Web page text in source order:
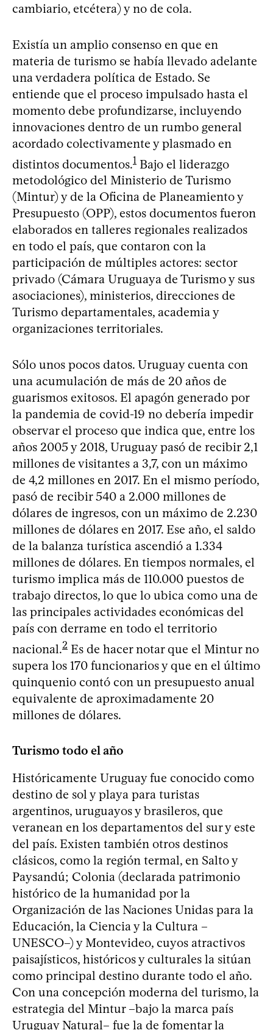
cambiario, etcétera) y no de cola.
Existía un amplio consenso en que en
materia de turismo se había llevado adelante
una verdadera política de Estado. Se
entiende que el proceso impulsado hasta el
momento debe profundizarse, incluyendo
innovaciones dentro de un rumbo general
acordado colectivamente y plasmado en
distintos documentos.1 Bajo el liderazgo
metodológico del Ministerio de Turismo
(Mintur) y de la Oficina de Planeamiento y
Presupuesto (OPP), estos documentos fueron
elaborados en talleres regionales realizados
en todo el país, que contaron con la
participación de múltiples actores: sector
privado (Cámara Uruguaya de Turismo y sus
asociaciones), ministerios, direcciones de
Turismo departamentales, academia y
organizaciones territoriales.
Sólo unos pocos datos. Uruguay cuenta con
una acumulación de más de 20 años de
guarismos exitosos. El apagón generado por
la pandemia de covid-19 no debería impedir
observar el proceso que indica que, entre los
años 2005 y 2018, Uruguay pasó de recibir 2,1
millones de visitantes a 3,7, con un máximo
de 4,2 millones en 2017. En el mismo período,
pasó de recibir 540 a 2.000 millones de
dólares de ingresos, con un máximo de 2.230
millones de dólares en 2017. Ese año, el saldo
de la balanza turística ascendió a 1.334
millones de dólares. En tiempos normales, el
turismo implica más de 110.000 puestos de
trabajo directos, lo que lo ubica como una de
las principales actividades económicas del
país con derrame en todo el territorio
nacional.2 Es de hacer notar que el Mintur no
supera los 170 funcionarios y que en el último
quinquenio contó con un presupuesto anual
equivalente de aproximadamente 20
millones de dólares.
Turismo todo el año
Históricamente Uruguay fue conocido como
destino de sol y playa para turistas
argentinos, uruguayos y brasileros, que
veranean en los departamentos del sur y este
del país. Existen también otros destinos
clásicos, como la región termal, en Salto y
Paysandú; Colonia (declarada patrimonio
histórico de la humanidad por la
Organización de las Naciones Unidas para la
Educación, la Ciencia y la Cultura –
UNESCO–) y Montevideo, cuyos atractivos
paisajísticos, históricos y culturales la sitúan
como principal destino durante todo el año.
Con una concepción moderna del turismo, la
estrategia del Mintur –bajo la marca país
Uruguay Natural– fue la de fomentar la